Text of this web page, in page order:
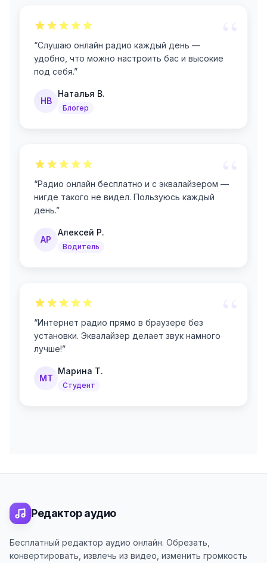
“Слушаю онлайн радио каждый день —
удобно, что можно настроить бас и высокие
под себя.”
НВ
Наталья В.
Блогер
“
“Радио онлайн бесплатно и с эквалайзером —
нигде такого не видел. Пользуюсь каждый
день.”
АР
Алексей Р.
Водитель
“Интернет радио прямо в браузере без
установки. Эквалайзер делает звук намного
лучше!”
МТ
Марина Т.
Студент
Редактор аудио
Бесплатный редактор аудио онлайн. Обрезать,
конвертировать, извлечь из видео, изменить громкость